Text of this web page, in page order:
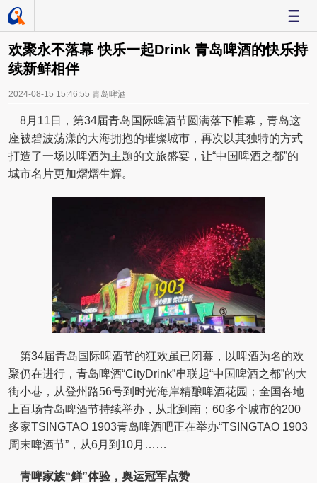
欢聚永不落幕 快乐一起Drink 青岛啤酒的快乐持
续新鲜相伴
2024-08-15 15:46:55 青岛啤酒
8月11日，第34届青岛国际啤酒节圆满落下帷幕，青岛这
座被碧波荡漾的大海拥抱的璀璨城市，再次以其独特的方式
打造了一场以啤酒为主题的文旅盛宴，让“中国啤酒之都”的
城市名片更加熠熠生辉。
第34届青岛国际啤酒节的狂欢虽已闭幕，以啤酒为名的欢
聚仍在进行，青岛啤酒“CityDrink”串联起“中国啤酒之都”的大
街小巷，从登州路56号到时光海岸精酿啤酒花园；全国各地
上百场青岛啤酒节持续举办，从北到南；60多个城市的200
多家TSINGTAO 1903青岛啤酒吧正在举办“TSINGTAO 1903
周末啤酒节”，从6月到10月……
青啤家族“鲜”体验，奥运冠军点赞